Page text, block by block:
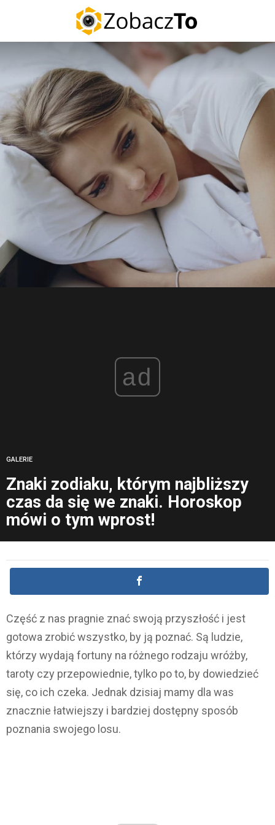
ad
GALERIE
Znaki zodiaku, którym najbliższy
czas da się we znaki. Horoskop
mówi o tym wprost!
Część z nas pragnie znać swoją przyszłość i jest
gotowa zrobić wszystko, by ją poznać. Są ludzie,
którzy wydają fortuny na różnego rodzaju wróżby,
taroty czy przepowiednie, tylko po to, by dowiedzieć
się, co ich czeka. Jednak dzisiaj mamy dla was
znacznie łatwiejszy i bardziej dostępny sposób
poznania swojego losu.